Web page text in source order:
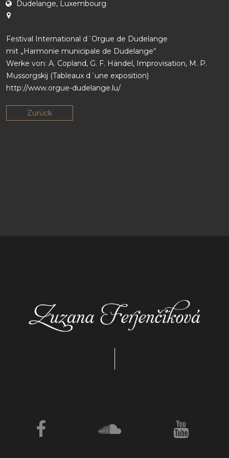
Dudelange, Luxembourg
Festival International d´Orgue de Dudelange
mit „Harmonie municipale de Dudelange“
Werke von: A. Copland, G. F. Händel, Improvisation, M. P.
Mussorgskij (Tableaux d´une exposition)
http://www.orgue-dudelange.lu/
Zurück